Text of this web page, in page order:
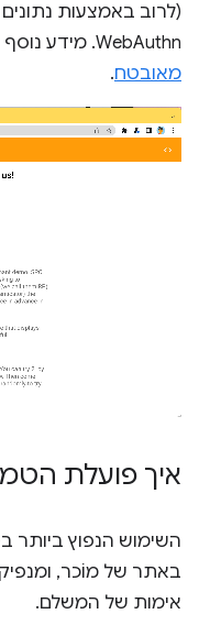
(לרוב באמצעות
WebAuthn. מידע נוסף זמין במאמר
מאובטח.
איך פועלת
באתר של מוֹכר,
אימות של המשלם.